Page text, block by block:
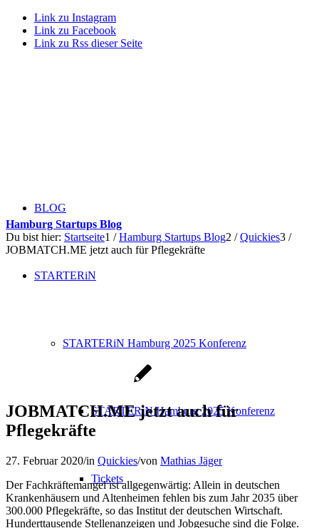
Link zu Instagram
Link zu Facebook
Link zu Rss dieser Seite
BLOG
STARTERiN
STARTERiN Hamburg 2025 Konferenz
STARTERiN Hamburg 2025 Konferenz
Tickets
Hamburg Startups Blog
Du bist hier: Startseite1 / Hamburg Startups Blog2 / Quickies3 /
JOBMATCH.ME jetzt auch für Pflegekräfte
JOBMATCH.ME jetzt auch für
Pflegekräfte
27. Februar 2020/in Quickies/von Mathias Jäger
Der Fachkräftemangel ist allgegenwärtig: Allein in deutschen
Krankenhäusern und Altenheimen fehlen bis zum Jahr 2035 über
300.000 Pflegekräfte, so das Institut der deutschen Wirtschaft.
Hunderttausende Stellenanzeigen und Jobgesuche sind die Folge.